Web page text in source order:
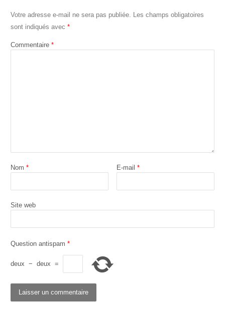
Votre adresse e-mail ne sera pas publiée.
Les champs obligatoires
sont indiqués avec *
Commentaire *
Nom * E-mail*
Site web
Question antispam *
deux − deux =